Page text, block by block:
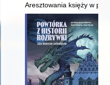
Aresztowania księży w